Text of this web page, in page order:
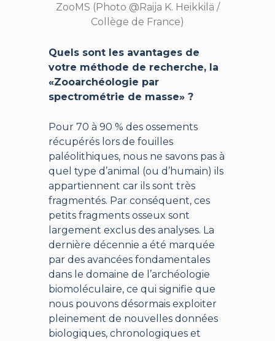
ZooMS (Photo @Raija K. Heikkilä /
Collège de France)
Quels sont les avantages de
votre méthode de recherche, la
«Zooarchéologie par
spectrométrie de masse» ?
Pour 70 à 90 % des ossements
récupérés lors de fouilles
paléolithiques, nous ne savons pas à
quel type d’animal (ou d’humain) ils
appartiennent car ils sont très
fragmentés. Par conséquent, ces
petits fragments osseux sont
largement exclus des analyses. La
dernière décennie a été marquée
par des avancées fondamentales
dans le domaine de l’archéologie
biomoléculaire, ce qui signifie que
nous pouvons désormais exploiter
pleinement de nouvelles données
biologiques, chronologiques et